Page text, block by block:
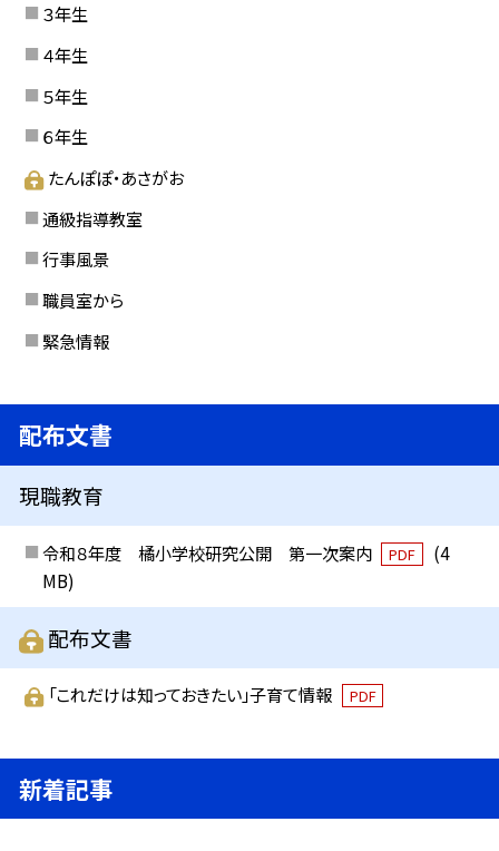
３年生
４年生
５年生
６年生
たんぽぽ・あさがお
通級指導教室
行事風景
職員室から
緊急情報
配布文書
現職教育
令和８年度 橘小学校研究公開 第一次案内 PDF
(4
MB)
配布文書
「これだけは知っておきたい」子育て情報 PDF
新着記事